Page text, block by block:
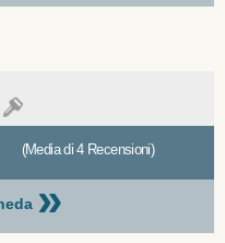
(Media di 4 Recensioni)
»